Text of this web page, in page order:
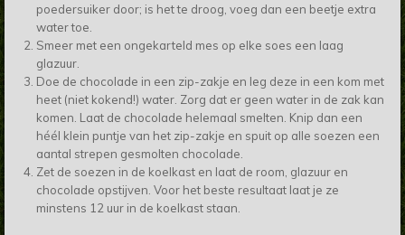
poedersuiker door; is het te droog, voeg dan een beetje extra
water toe.
Smeer met een ongekarteld mes op elke soes een laag
glazuur.
Doe de chocolade in een zip-zakje en leg deze in een kom met
heet (niet kokend!) water. Zorg dat er geen water in de zak kan
komen. Laat de chocolade helemaal smelten. Knip dan een
héél klein puntje van het zip-zakje en spuit op alle soezen een
aantal strepen gesmolten chocolade.
Zet de soezen in de koelkast en laat de room, glazuur en
chocolade opstijven. Voor het beste resultaat laat je ze
minstens 12 uur in de koelkast staan.